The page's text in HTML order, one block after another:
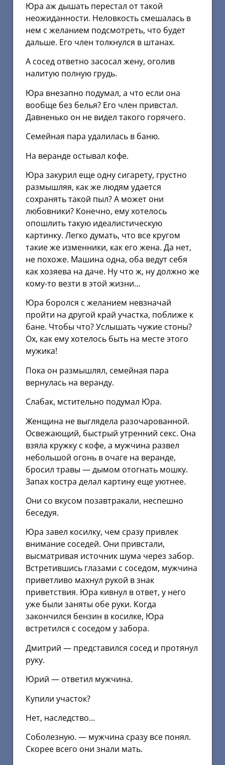
Юра аж дышать перестал от такой
неожиданности. Неловкость смешалась в
нем с желанием подсмотреть, что будет
дальше. Его член толкнулся в штанах.
А сосед ответно засосал жену, оголив
налитую полную грудь.
Юра внезапно подумал, а что если она
вообще без белья? Его член привстал.
Давненько он не видел такого горячего.
Семейная пара удалилась в баню.
На веранде остывал кофе.
Юра закурил еще одну сигарету, грустно
размышляя, как же людям удается
сохранять такой пыл? А может они
любовники? Конечно, ему хотелось
опошлить такую идеалистическую
картинку. Легко думать, что все кругом
такие же изменники, как его жена. Да нет,
не похоже. Машина одна, оба ведут себя
как хозяева на даче. Ну что ж, ну должно же
кому-то везти в этой жизни…
Юра боролся с желанием невзначай
пройти на другой край участка, поближе к
бане. Чтобы что? Услышать чужие стоны?
Ох, как ему хотелось быть на месте этого
мужика!
Пока он размышлял, семейная пара
вернулась на веранду.
Слабак, мстительно подумал Юра.
Женщина не выглядела разочарованной.
Освежающий, быстрый утренний секс. Она
взяла кружку с кофе, а мужчина развел
небольшой огонь в очаге на веранде,
бросил травы — дымом отогнать мошку.
Запах костра делал картину еще уютнее.
Они со вкусом позавтракали, неспешно
беседуя.
Юра завел косилку, чем сразу привлек
внимание соседей. Они привстали,
высматривая источник шума через забор.
Встретившись глазами с соседом, мужчина
приветливо махнул рукой в знак
приветствия. Юра кивнул в ответ, у него
уже были заняты обе руки. Когда
закончился бензин в косилке, Юра
встретился с соседом у забора.
Дмитрий — представился сосед и протянул
руку.
Юрий — ответил мужчина.
Купили участок?
Нет, наследство…
Соболезную. — мужчина сразу все понял.
Скорее всего они знали мать.